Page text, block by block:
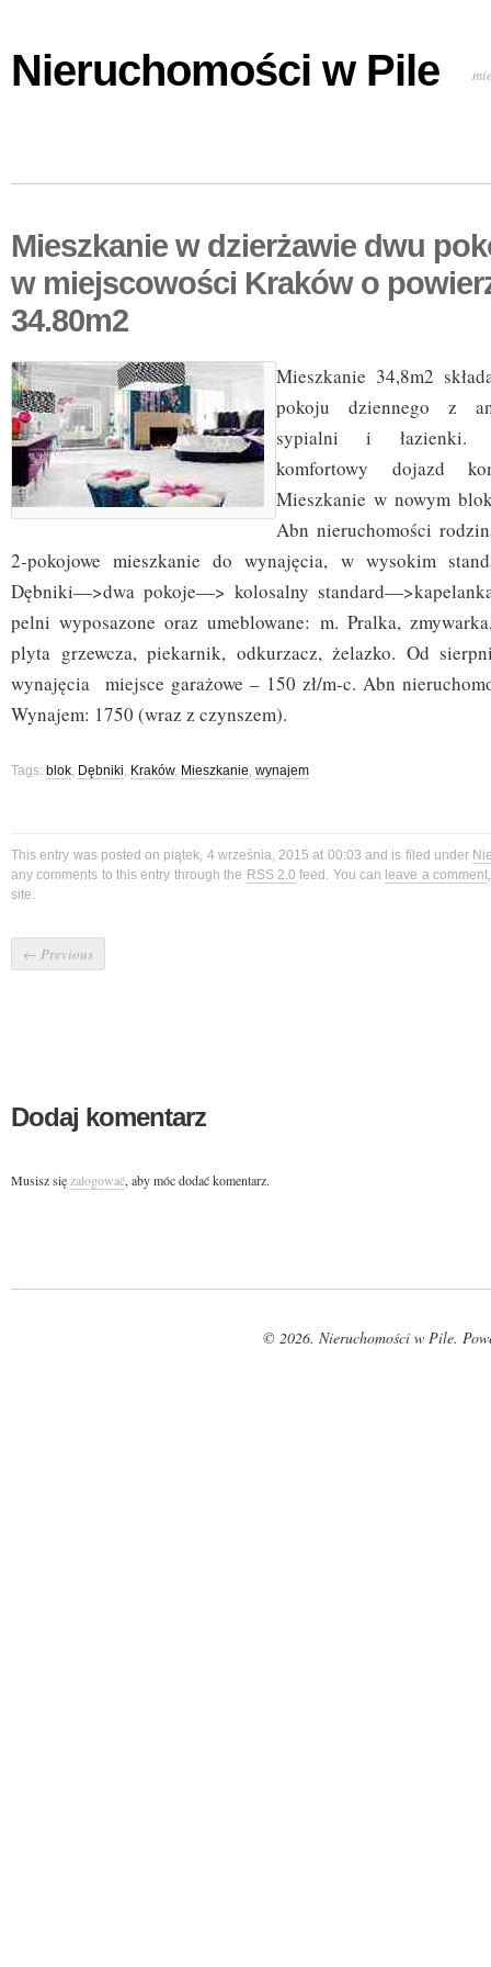
Nieruchomości w Pile
Mieszkanie w dzierżawie dwu
w miejscowości Kraków o
34.80m2
Mieszkanie 34,8m2
pokoju dziennego z
sypialni i łazienki.
komfortowy dojazd
Mieszkanie w nowym
Abn nieruchomości
2-pokojowe mieszkanie do wynajęcia, w wysokim
Dębniki—>dwa pokoje—> kolosalny
pelni wyposazone oraz umeblowane: m. Pralka,
plyta grzewcza, piekarnik, odkurzacz, żelazko. Od
wynajęcia miejsce garażowe – 150 zł/m-c. Abn
Wynajem: 1750 (wraz z czynszem).
Tags: blok, Dębniki, Kraków, Mieszkanie, wynajem
This entry was posted on piątek, 4 września, 2015 at 00:03 and is filed under
any comments to this entry through the RSS 2.0 feed. You can leave a comment
site.
← Previous
Dodaj komentarz
Musisz sięzalogować, aby móc dodać komentarz.
© 2026. Nieruchomości w Pile.